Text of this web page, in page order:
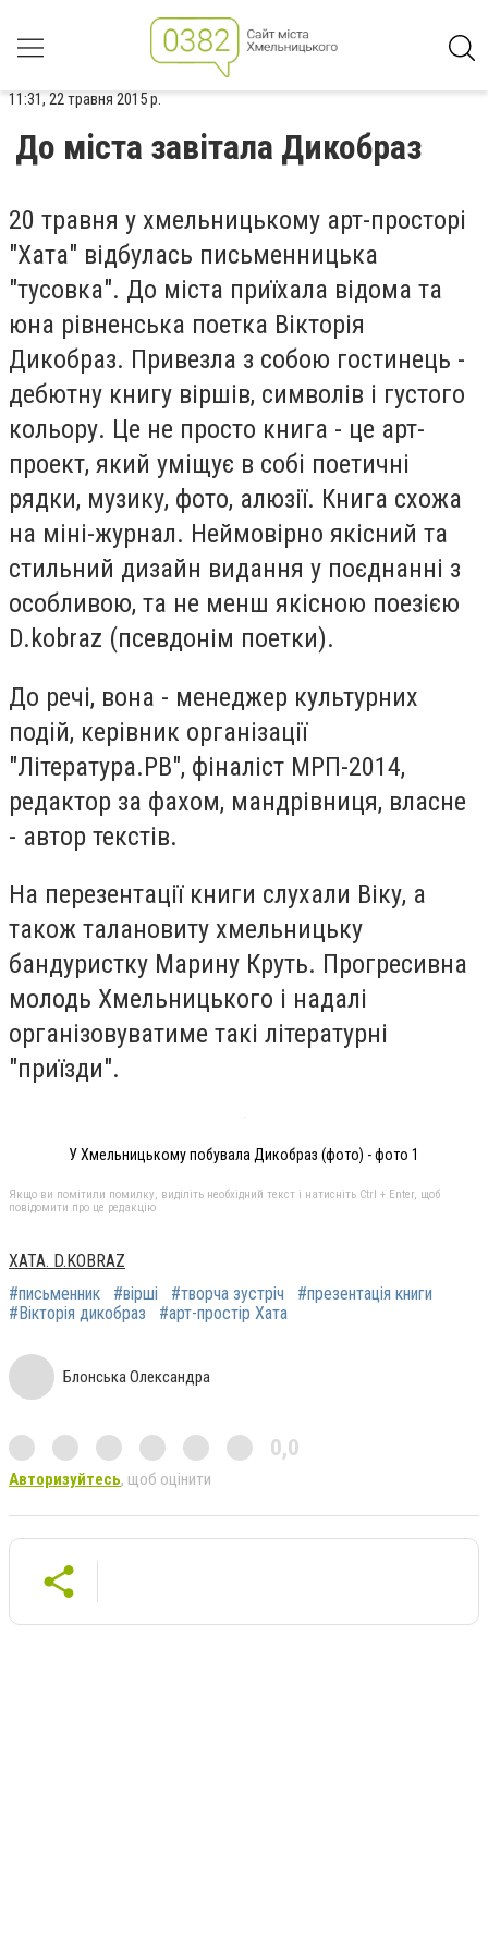
11:31, 22 травня 2015 р.
До міста завітала Дикобраз
20 травня у хмельницькому арт-просторі
"Хата" відбулась письменницька
"тусовка". До міста приїхала відома та
юна рівненська поетка Вікторія
Дикобраз. Привезла з собою гостинець -
дебютну книгу віршів, символів і густого
кольору. Це не просто книга - це арт-
проект, який уміщує в собі поетичні
рядки, музику, фото, алюзії. Книга схожа
на міні-журнал. Неймовірно якісний та
стильний дизайн видання у поєднанні з
особливою, та не менш якісною поезією
D.kobraz (псевдонім поетки).
До речі, вона - менеджер культурних
подій, керівник організації
"Література.РВ", фіналіст МРП-2014,
редактор за фахом, мандрівниця, власне
- автор текстів.
На перезентації книги слухали Віку, а
також талановиту хмельницьку
бандуристку Марину Круть. Прогресивна
молодь Хмельницького і надалі
організовуватиме такі літературні
"приїзди".
У Хмельницькому побувала Дикобраз (фото) - фото 1
Якщо ви помітили помилку, виділіть необхідний текст і натисніть Ctrl + Enter, щоб
повідомити про це редакцію
ХАТА. D.KOBRAZ
#письменник
#вірші #творча зустріч
#презентація книги
#Вікторія дикобраз
#арт-простір Хата
Блонська Олександра
0,0
Авторизуйтесь, щоб оцінити